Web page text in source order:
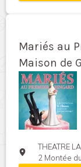
Mariés au
Maison de
THEATRE
2 Montée du